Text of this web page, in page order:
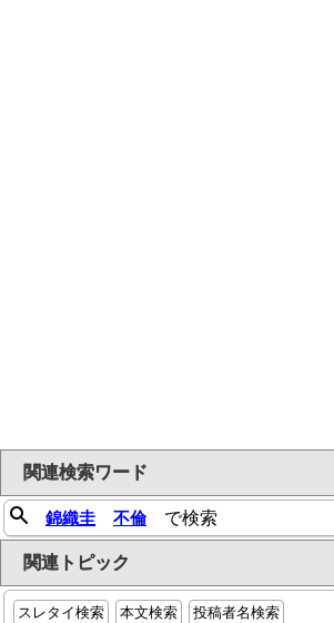
関連検索ワード
錦織圭 不倫で検索
関連トピック
スレタイ検索 本文検索 投稿者名検索